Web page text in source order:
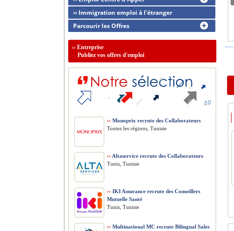
›› Immigration emploi à l'étranger
Parcourir les Offres
›› Entreprise
Publiez vos offres d'emploi
›› Monoprix recrute des Collaborateurs
Toutes les régions, Tunisie
›› Altaservice recrute des Collaborateurs
Tunis, Tunisie
›› IKI Assurance recrute des Conseillers
Mutuelle Santé
Tunis, Tunisie
›› Multinational MC recrute Bilingual Sales